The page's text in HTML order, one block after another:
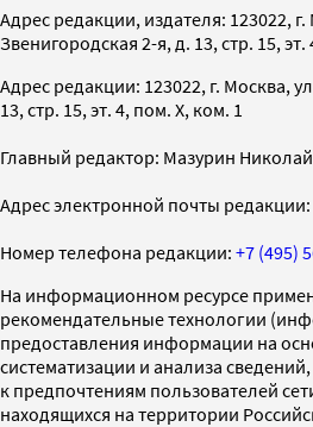
Адрес редакции, издателя: 123022, г.
Звенигородская 2-я, д. 13, стр. 15, эт.
Адрес редакции: 123022, г. Москва,
13, стр. 15, эт. 4, пом. X, ком. 1
Главный редактор: Мазурин
Адрес электронной почты редакции:
Номер телефона редакции: +7 (495)
На информационном ресурсе
рекомендательные технологии
предоставления информации на
систематизации и анализа
к предпочтениям пользователей
находящихся на территории